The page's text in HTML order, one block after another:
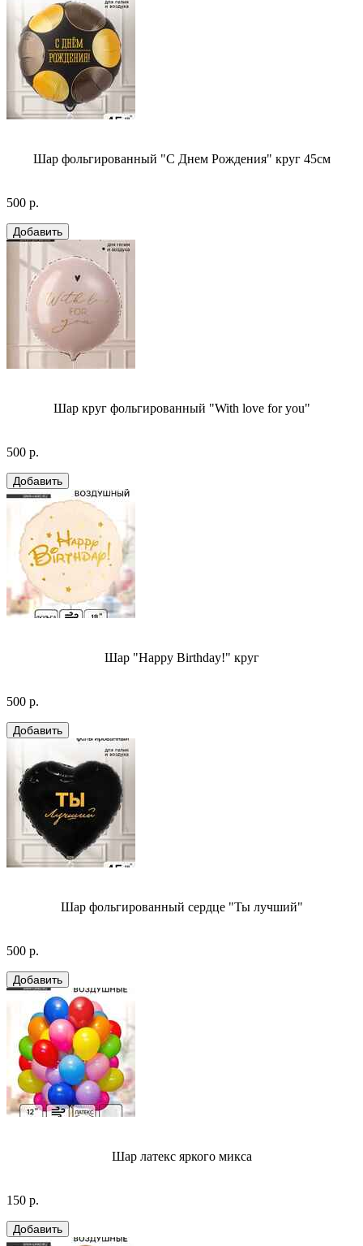
Шар фольгированный "С Днем Рождения" круг 45см
500 р.
Шар круг фольгированный "With love for you"
500 р.
Шар "Happy Birthday!" круг
500 р.
Шар фольгированный сердце "Ты лучший"
500 р.
Шар латекс яркого микса
150 р.